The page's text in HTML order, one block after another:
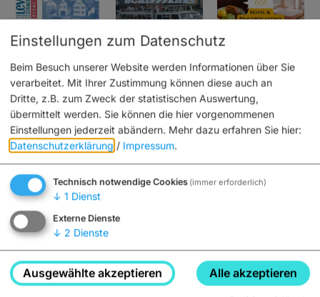
Service
Einstellungen zum Datenschutz
Beim Besuch unserer Website werden Informationen über Sie
verarbeitet. Mit Ihrer Zustimmung können diese auch an
Dritte, z.B. zum Zweck der statistischen Auswertung,
übermittelt werden. Sie können die hier vorgenommenen
Einstellungen jederzeit abändern. Mehr dazu erfahren Sie hier:
Datenschutzerklärung / Impressum.
Technisch notwendige Cookies (immer erforderlich)
↓ 1 Dienst
Externe Dienste
↓ 2 Dienste
Ausgewählte akzeptieren Alle akzeptieren